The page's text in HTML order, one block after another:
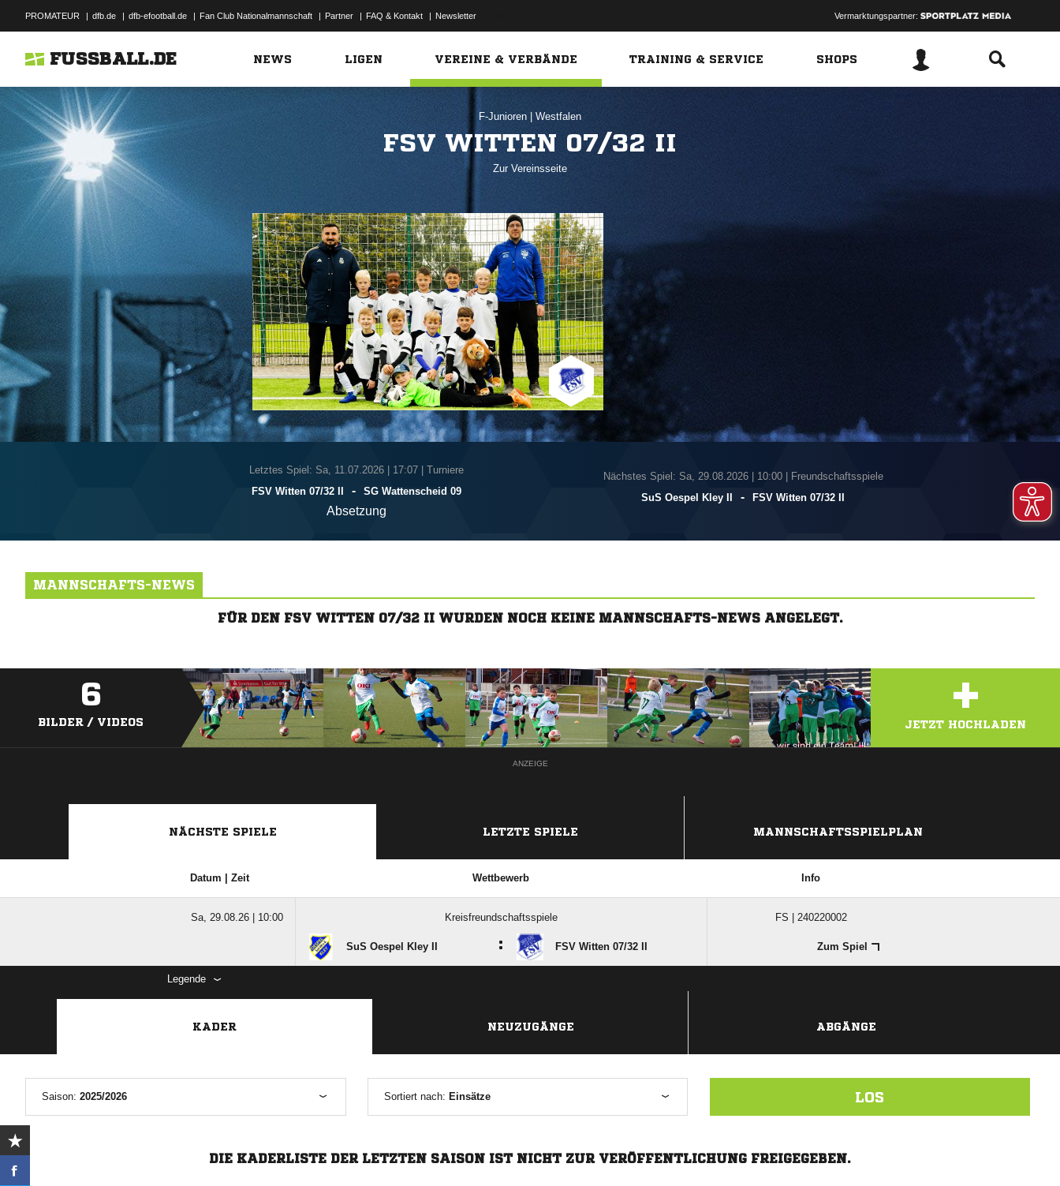
PROMATEUR | dfb.de | dfb-efootball.de | Fan Club Nationalmannschaft | Partner | FAQ & Kontakt | Newsletter Vermarktungspartner:
FUSSBALL.DE NEWS LIGEN VEREINE & VERBÄNDE TRAINING & SERVICE SHOPS
F-Junioren Westfalen
FSV WITTEN 07/32 II
Zur Vereinsseite
Letztes Spiel: Sa, 11.07.2026
17:07 | Turniere
FSV Witten 07/​32 II
- SG Wattenscheid 09
Absetzung
Nächstes Spiel: Sa, 29.08.2026| 10:00 | Freundschaftsspiele
SuS Oespel Kley II
- FSV Witten 07/​32 II
MANNSCHAFTS-NEWS
FÜR DEN FSV WITTEN 07/32 II WURDEN NOCH KEINE MANNSCHAFTS-NEWS ANGELEGT.
6
BILDER / VIDEOS +
JETZT HOCHLADEN
ANZEIGE
NÄCHSTE SPIELE LETZTE SPIELE MANNSCHAFTSSPIELPLAN
Datum | Zeit Wettbewerb Info
Sa, 29.08.26 | 10:00 Kreisfreundschaftsspiele FS | 240220002
SuS Oespel Kley II : FSV Witten 07/​32 II Zum Spiel
Legende
KADER NEUZUGÄNGE ABGÄNGE
Saison: 2025/2026 Sortiert nach: Einsätze LOS
DIE KADERLISTE DER LETZTEN SAISON IST NICHT ZUR VERÖFFENTLICHUNG FREIGEGEBEN.